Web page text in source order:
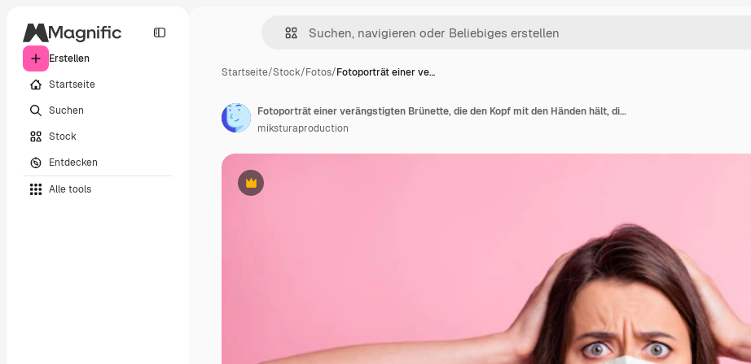
Erstellen
Startseite
Suchen
Stock
Entdecken
Alle tools
Startseite/Stock/Fotos/Fotoporträt einer ve…
Premium
Fotoporträt einer verängstigten Brünette, die den Kopf mit den Händen hält, die eine weiße Atemmaske tragen, isoliert auf pastellrosafarbenem Hintergrund
miksturaproduction